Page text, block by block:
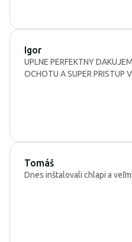
Igor
UPLNE PERFEKTNY
OCHOTU A SUPER PRISTUP
Tomáš
Dnes inštalovali chlapi a